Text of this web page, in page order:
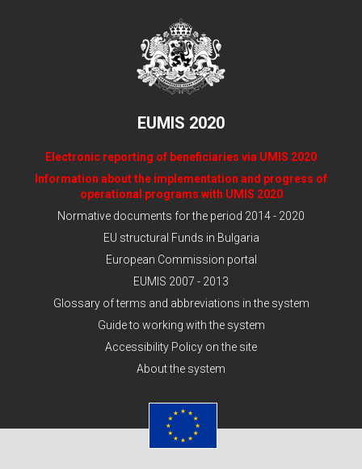
EUMIS 2020
Electronic reporting of beneficiaries via UMIS 2020
Information about the implementation and progress of
operational programs with UMIS 2020
Normative documents for the period 2014 - 2020
EU structural Funds in Bulgaria
European Commission portal
EUMIS 2007 - 2013
Glossary of terms and abbreviations in the system
Guide to working with the system
Accessibility Policy on the site
About the system